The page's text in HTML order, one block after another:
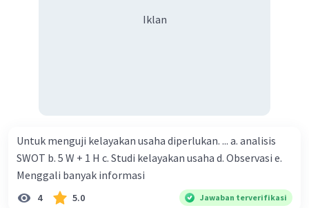
Iklan
Untuk menguji kelayakan usaha diperlukan. ... a. analisis
SWOT b. 5 W + 1 H c. Studi kelayakan usaha d. Observasi e.
Menggali banyak informasi
4 5.0 Jawaban terverifikasi